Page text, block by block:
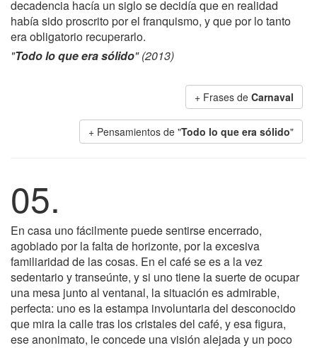
decadencia hacía un siglo se decidía que en realidad
había sido proscrito por el franquismo, y que por lo tanto
era obligatorio recuperarlo.
"Todo lo que era sólido" (2013)
+ Frases de Carnaval
+ Pensamientos de "Todo lo que era sólido"
05.
En casa uno fácilmente puede sentirse encerrado,
agobiado por la falta de horizonte, por la excesiva
familiaridad de las cosas. En el café se es a la vez
sedentario y transeúnte, y si uno tiene la suerte de ocupar
una mesa junto al ventanal, la situación es admirable,
perfecta: uno es la estampa involuntaria del desconocido
que mira la calle tras los cristales del café, y esa figura,
ese anonimato, le concede una visión alejada y un poco